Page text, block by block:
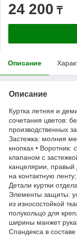
24 200 ₸
Описание
Описание
Куртка летняя и
сочетания цветов:
производственных
Застежка: молния
кнопках •
клапаном с
канцелярии, правый
на контактную
Детали куртки
Элементы защиты:
из износостойкой
полукольцо для
ширины манжет
Спандекса в